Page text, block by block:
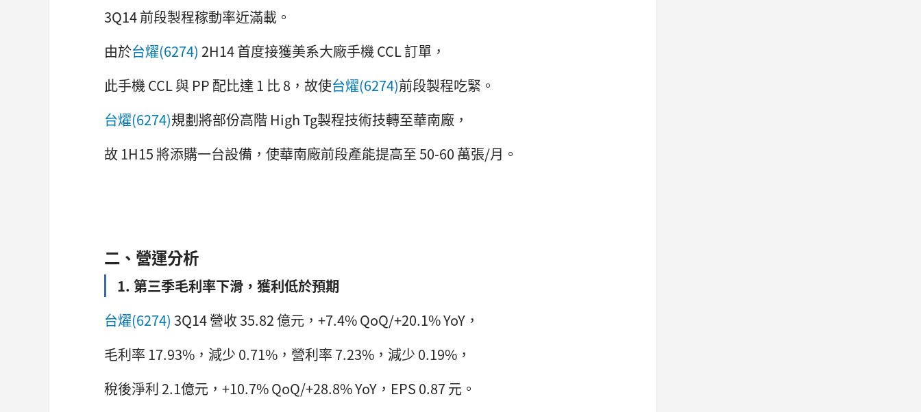
3Q14 前段製程稼動率近滿載。
由於台燿(6274) 2H14 首度接獲美系大廠手機 CCL 訂單，
此手機 CCL 與 PP 配比達 1 比 8，故使台燿(6274)前段製程吃緊。
台燿(6274)規劃將部份高階 High Tg製程技術技轉至華南廠，
故 1H15 將添購一台設備，使華南廠前段產能提高至 50-60 萬張/月。
二、營運分析
1. 第三季毛利率下滑，獲利低於預期
台燿(6274) 3Q14 營收 35.82 億元，+7.4% QoQ/+20.1% YoY，
毛利率 17.93%，減少 0.71%，營利率 7.23%，減少 0.19%，
稅後淨利 2.1億元，+10.7% QoQ/+28.8% YoY，EPS 0.87 元。